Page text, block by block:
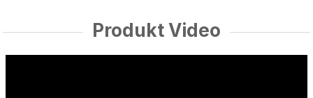
Produkt Video